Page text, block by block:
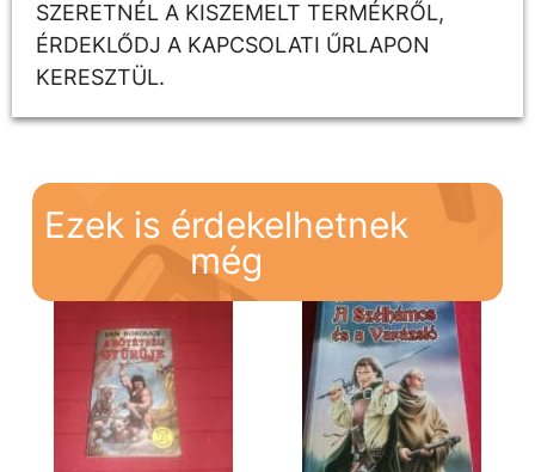
SZERETNÉL A KISZEMELT TERMÉKRŐL,
ÉRDEKLŐDJ A KAPCSOLATI ŰRLAPON
KERESZTÜL.
Ezek is érdekelhetnek
még